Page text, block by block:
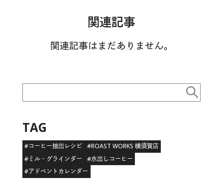
関連記事
関連記事はまだありません。
TAG
#コーヒー抽出レシピ #ROAST WORKS 横須賀店
#ミル・グラインダー
#水出しコーヒー
#アドベントカレンダー